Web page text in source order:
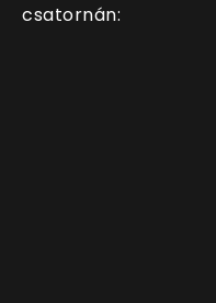
csatornán: